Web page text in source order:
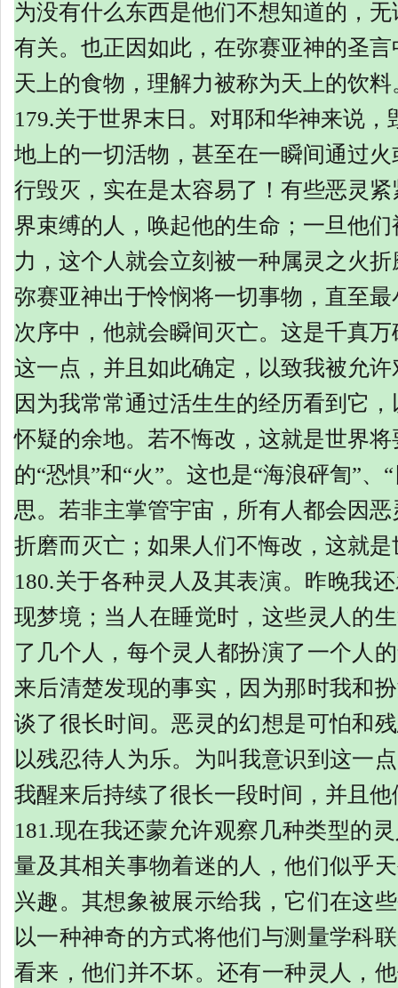
为没有什么东西是他们不想知道的，
有关。也正因如此，在弥赛亚神的圣
天上的食物，理解力被称为天上的饮料
179.关于世界末日。对耶和华神来说，
地上的一切活物，甚至在一瞬间通过
行毁灭，实在是太容易了！有些恶灵
界束缚的人，唤起他的生命；一旦他
力，这个人就会立刻被一种属灵之火
弥赛亚神出于怜悯将一切事物，直至
次序中，他就会瞬间灭亡。这是千真
这一点，并且如此确定，以致我被允
因为我常常通过活生生的经历看到它
怀疑的余地。若不悔改，这就是世界
的“恐惧”和“火”。这也是“海浪砰訇”、
思。若非主掌管宇宙，所有人都会因
折磨而灭亡；如果人们不悔改，这就
180.关于各种灵人及其表演。昨晚我
现梦境；当人在睡觉时，这些灵人的
了几个人，每个灵人都扮演了一个人
来后清楚发现的事实，因为那时我和
谈了很长时间。恶灵的幻想是可怕和
以残忍待人为乐。为叫我意识到这一
我醒来后持续了很长一段时间，并且
181.现在我还蒙允许观察几种类型的
量及其相关事物着迷的人，他们似乎
兴趣。其想象被展示给我，它们在这
以一种神奇的方式将他们与测量学科
看来，他们并不坏。还有一种灵人，